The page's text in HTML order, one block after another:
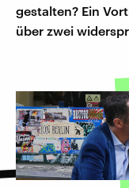
gestalten? Ein
über zwei